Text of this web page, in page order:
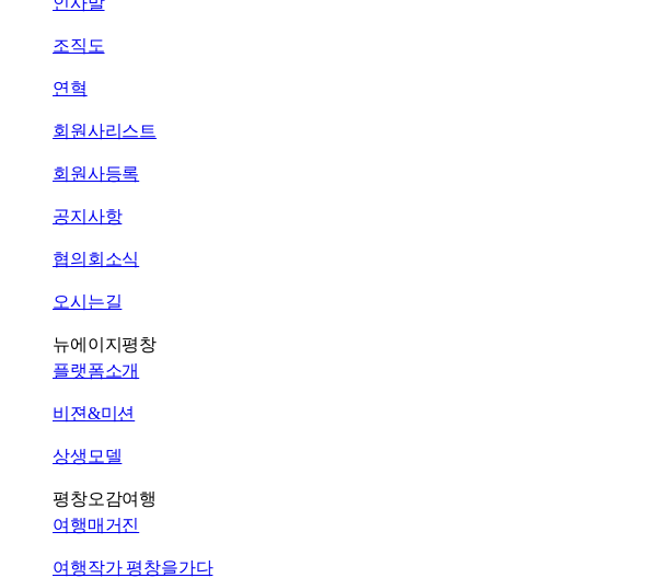
조직도
연혁
회원사리스트
회원사등록
공지사항
협의회소식
오시는길
뉴에이지평창
플랫폼소개
비젼&미션
상생모델
평창오감여행
여행매거진
여행작가 평창을가다